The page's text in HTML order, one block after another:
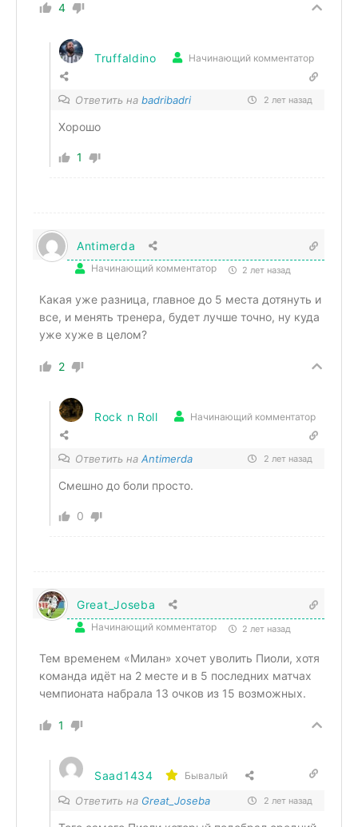
4
Truffaldino Начинающий комментатор
Ответить на badribadri 2 лет назад
Хорошо
1
Antimerda
Начинающий комментатор 2 лет назад
Какая уже разница, главное до 5 места дотянуть и
все, и менять тренера, будет лучше точно, ну куда
уже хуже в целом?
2
Rock n Roll Начинающий комментатор
Ответить на Antimerda 2 лет назад
Смешно до боли просто.
0
Great_Joseba
Начинающий комментатор 2 лет назад
Тем временем «Милан» хочет уволить Пиоли, хотя
команда идёт на 2 месте и в 5 последних матчах
чемпионата набрала 13 очков из 15 возможных.
1
Saad1434 Бывалый
Ответить на Great_Joseba 2 лет назад